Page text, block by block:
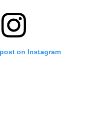
on Instagram